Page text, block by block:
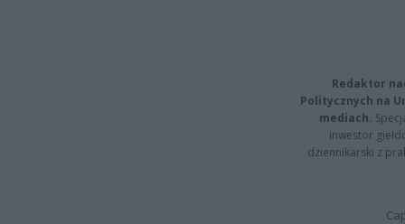
Redaktor
Politycznych na
mediach.
inwestor
dziennikarski z